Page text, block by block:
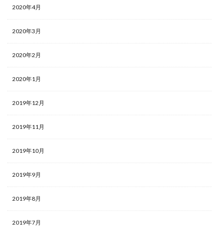
2020年4月
2020年3月
2020年2月
2020年1月
2019年12月
2019年11月
2019年10月
2019年9月
2019年8月
2019年7月